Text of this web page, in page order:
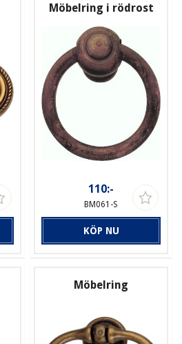
Möbelring i rödrost
110:-
BM061-S
KÖP NU
Möbelring